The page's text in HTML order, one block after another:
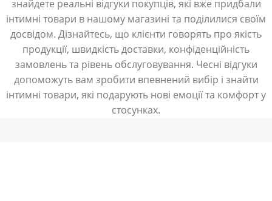
знайдете реальні відгуки покупців, які вже придбали
інтимні товари в нашому магазині та поділилися своїм
досвідом. Дізнайтесь, що клієнти говорять про якість
продукції, швидкість доставки, конфіденційність
замовлень та рівень обслуговування. Чесні відгуки
допоможуть вам зробити впевнений вибір і знайти
інтимні товари, які подарують нові емоції та комфорт у
стосунках.